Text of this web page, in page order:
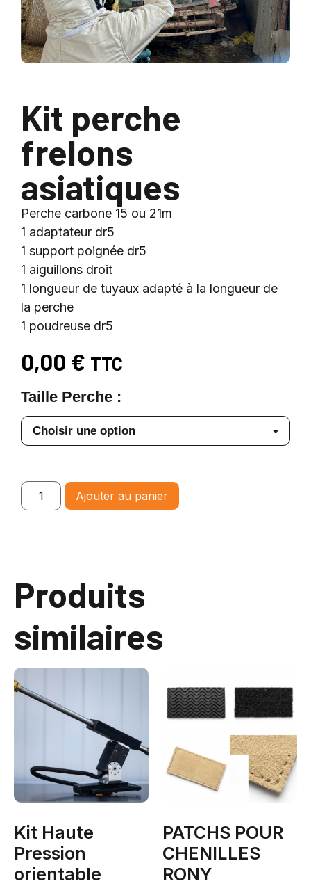
Kit perche
frelons
asiatiques
Perche carbone 15 ou 21m
1 adaptateur dr5
1 support poignée dr5
1 aiguillons droit
1 longueur de tuyaux adapté à la longueur de
la perche
1 poudreuse dr5
0,00 € TTC
Taille Perche :
Ajouter au panier
Produits
similaires
Kit Haute
Pression
orientable
PATCHS POUR
CHENILLES
RONY